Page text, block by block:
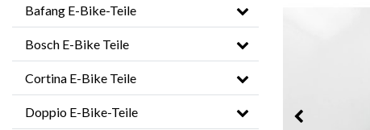
Bafang E-Bike-Teile
Bosch E-Bike Teile
Cortina E-Bike Teile
Doppio E-Bike-Teile